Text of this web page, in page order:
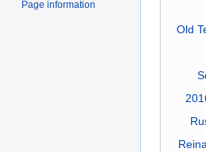
Old
Page information